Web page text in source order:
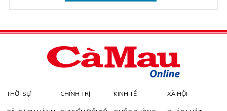
THỜI SỰ CHÍNH TRỊ KINH TẾ XÃ HỘI